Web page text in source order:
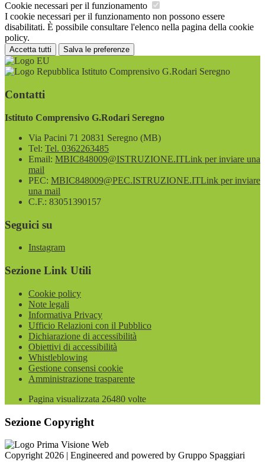
Cookie necessari per il funzionamento
I cookie necessari per il funzionamento non possono essere
disabilitati. È possibile consultare l'elenco nella pagina della cookie
policy.
Accetta tutti Salva le preferenze
Istituto Comprensivo G.Rodari Seregno
Contatti
Istituto Comprensivo G.Rodari Seregno
Via Pacini 71 20831 Seregno (MB)
Tel: Tel. 0362263485
Email: MBIC848009@ISTRUZIONE.ITLink per inviare una
mail
PEC: MBIC848009@PEC.ISTRUZIONE.ITLink per inviare
una mail
C.F.: 83051390157
Seguici su
Instagram
Sezione Link Utili
Cookie policy
Note legali
Informativa Privacy
Ufficio Relazioni con il Pubblico
Dichiarazione di accessibilità
Obiettivi di accessibilità
Whistleblowing
Gestione consensi cookie
Amministrazione trasparente
Pagina visualizzata 26480 volte
Sezione Copyright
Copyright 2026 | Engineered and powered by Gruppo Spaggiari